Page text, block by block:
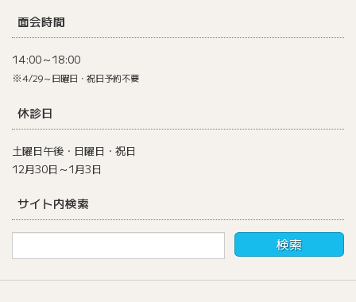
面会時間
14:00～18:00
※4/29～日曜日・祝日予約不要
休診日
土曜日午後・日曜日・祝日
12月30日～1月3日
サイト内検索